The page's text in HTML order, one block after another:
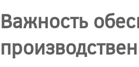
Важность